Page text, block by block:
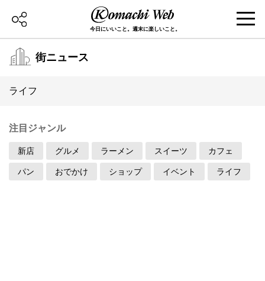
今日にいいこと。週末に楽しいこと。
街ニュース
ライフ
注目ジャンル
新店 グルメ ラーメン スイーツ カフェ
パン おでかけ ショップ イベント ライフ